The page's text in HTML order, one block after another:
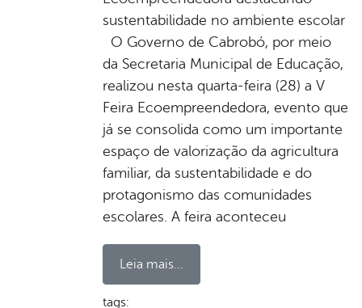
sustentabilidade no ambiente escolar
O Governo de Cabrobó, por meio
da Secretaria Municipal de Educação,
realizou nesta quarta-feira (28) a V
Feira Ecoempreendedora, evento que
já se consolida como um importante
espaço de valorização da agricultura
familiar, da sustentabilidade e do
protagonismo das comunidades
escolares. A feira aconteceu
Leia mais...
tags: